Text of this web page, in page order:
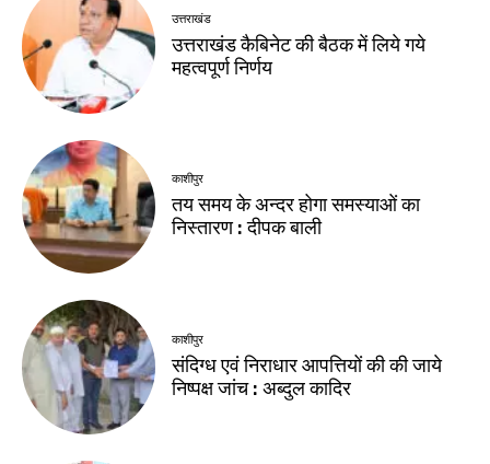
उत्तराखंड
उत्तराखंड कैबिनेट की बैठक में लिये गये
महत्वपूर्ण निर्णय
काशीपुर
तय समय के अन्दर होगा समस्याओं का
निस्तारण : दीपक बाली
काशीपुर
संदिग्ध एवं निराधार आपत्तियों की की जाये
निष्पक्ष जांच : अब्दुल कादिर